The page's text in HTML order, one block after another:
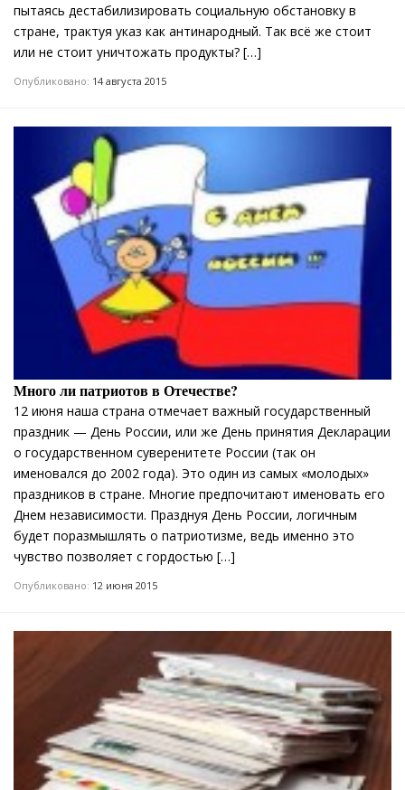
пытаясь дестабилизировать социальную обстановку в
стране, трактуя указ как антинародный. Так всё же стоит
или не стоит уничтожать продукты? […]
Опубликовано: 14 августа 2015
Много ли патриотов в Отечестве?
12 июня наша страна отмечает важный государственный
праздник — День России, или же День принятия Декларации
о государственном суверенитете России (так он
именовался до 2002 года). Это один из самых «молодых»
праздников в стране. Многие предпочитают именовать его
Днем независимости. Празднуя День России, логичным
будет поразмышлять о патриотизме, ведь именно это
чувство позволяет с гордостью […]
Опубликовано: 12 июня 2015